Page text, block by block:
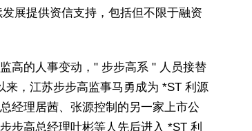
展提供资信支持，包括但不限于融资
高的人事变动，" 步步高系 " 人员接替
来，江苏步步高监事马勇成为 *ST 利源
经理居茜、张源控制的另一家上市公
步高总经理叶彬等人先后进入 *ST 利